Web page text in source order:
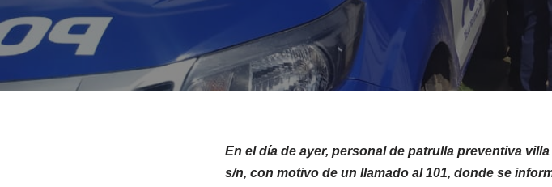
En el día de ayer, personal de patrulla preventiva
s/n, con motivo de un llamado al 101, donde se